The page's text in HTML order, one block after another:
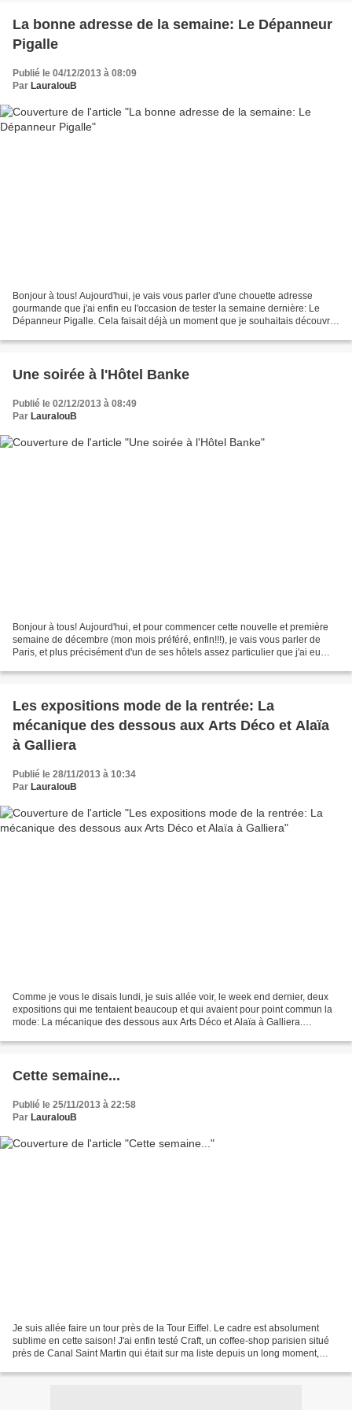
La bonne adresse de la semaine: Le Dépanneur
Pigalle
Publié le 04/12/2013 à 08:09
Par LauralouB
Bonjour à tous! Aujourd'hui, je vais vous parler d'une chouette adresse
gourmande que j'ai enfin eu l'occasion de tester la semaine dernière: Le
Dépanneur Pigalle. Cela faisait déjà un moment que je souhaitais découvrir
Une soirée à l'Hôtel Banke
Publié le 02/12/2013 à 08:49
Par LauralouB
Bonjour à tous! Aujourd'hui, et pour commencer cette nouvelle et première
semaine de décembre (mon mois préféré, enfin!!!), je vais vous parler de
Paris, et plus précisément d'un de ses hôtels assez particulier que j'ai eu
Les expositions mode de la rentrée: La
mécanique des dessous aux Arts Déco et Alaïa
à Galliera
Publié le 28/11/2013 à 10:34
Par LauralouB
Comme je vous le disais lundi, je suis allée voir, le week end dernier, deux
expositions qui me tentaient beaucoup et qui avaient pour point commun la
mode: La mécanique des dessous aux Arts Déco et Alaïa à Galliera.
Cette semaine...
Publié le 25/11/2013 à 22:58
Par LauralouB
Je suis allée faire un tour près de la Tour Eiffel. Le cadre est absolument
sublime en cette saison! J'ai enfin testé Craft, un coffee-shop parisien situé
près de Canal Saint Martin qui était sur ma liste depuis un long moment,